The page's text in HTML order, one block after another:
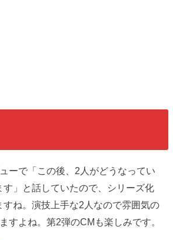
ーで「この後、2人がどうなってい
す」と話していたので、シリーズ化
すね。演技上手な2人なので雰囲気の
すよね。第2弾のCMも楽しみです。